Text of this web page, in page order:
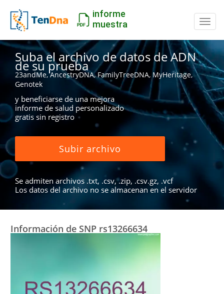
informe
muestra
Suba el archivo de datos de ADN
de su prueba
23andMe, AncestryDNA, FamilyTreeDNA, MyHeritage,
Genotek
y beneficiarse de una mejora
informe de salud personalizado
gratis sin registro
Subir archivo
Se admiten archivos .txt, .csv, .zip, .csv.gz, .vcf
Los datos del archivo no se almacenan en el servidor
Información de SNP rs13266634